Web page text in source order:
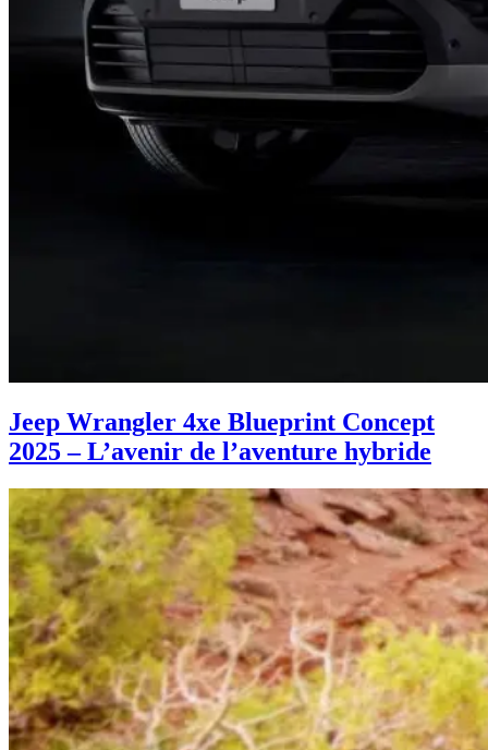
Jeep Wrangler 4xe Blueprint Concept
2025 – L’avenir de l’aventure hybride